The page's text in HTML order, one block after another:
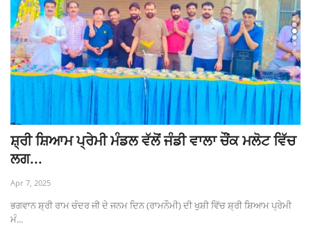
ਸ਼੍ਰੀ ਸ਼ਿਆਮ ਪ੍ਰੇਮੀ ਮੰਡਲ ਵੱਲੋਂ ਜੰਡੀ ਵਾਲਾ ਚੌਂਕ ਮਲੋਟ ਵਿੱਚ
ਲਗ...
Apr 7, 2025
ਭਗਵਾਨ ਸ਼੍ਰੀ ਰਾਮ ਚੰਦਰ ਜੀ ਦੇ ਜਨਮ ਦਿਨ (ਰਾਮਨੌਮੀ) ਦੀ ਖੁਸ਼ੀ ਵਿੱਚ ਸ਼੍ਰੀ ਸ਼ਿਆਮ ਪ੍ਰੇਮੀ
ਮੰ...